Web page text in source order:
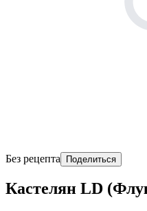
Без рецепта Поделиться
Кастелян LD